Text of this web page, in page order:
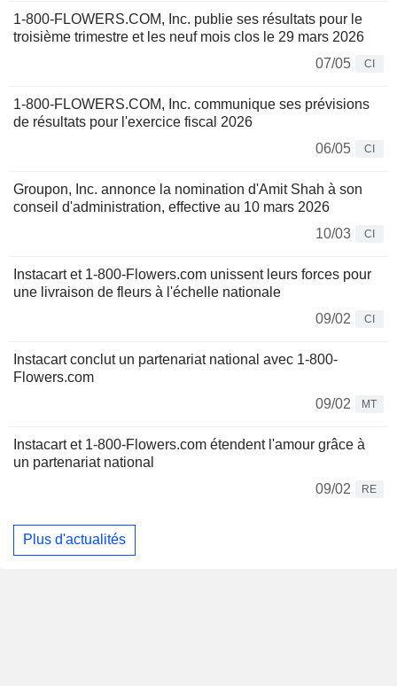
1-800-FLOWERS.COM, Inc. publie ses résultats pour le
troisième trimestre et les neuf mois clos le 29 mars 2026
07/05
CI
1-800-FLOWERS.COM, Inc. communique ses prévisions
de résultats pour l'exercice fiscal 2026
06/05
CI
Groupon, Inc. annonce la nomination d'Amit Shah à son
conseil d'administration, effective au 10 mars 2026
10/03
CI
Instacart et 1-800-Flowers.com unissent leurs forces pour
une livraison de fleurs à l'échelle nationale
09/02
CI
Instacart conclut un partenariat national avec 1-800-
Flowers.com
09/02
MT
Instacart et 1-800-Flowers.com étendent l'amour grâce à
un partenariat national
09/02
RE
Plus d'actualités